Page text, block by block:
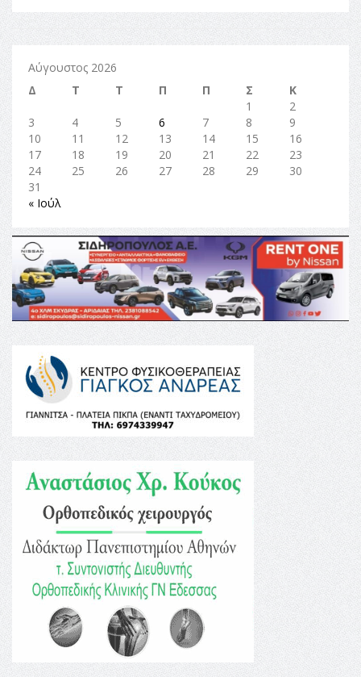
Αύγουστος 2026
Δ
Τ Τ Π Π Σ
Κ
1
2
3
4 5 6 7 8
9
10
11 12 13 14 15
16
17
18 19 20 21 22
23
24
25 26 27 28 29
30
31
« Ιούλ